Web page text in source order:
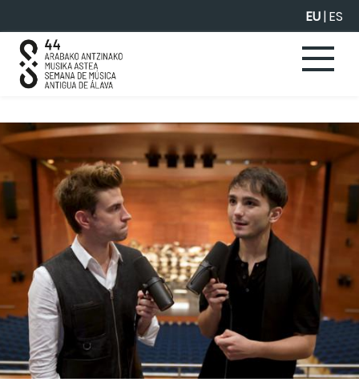
EU|ES